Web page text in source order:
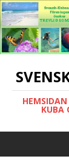
KUBA